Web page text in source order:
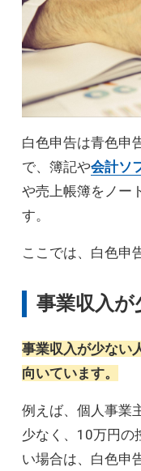
白色申告は青色申
で、簿記や会計ソ
や売上帳簿をノー
す。
ここでは、白色申
事業収入が
事業収入が少ない
向いています。
例えば、個人事業
少なく、10万円の
い場合は、白色申